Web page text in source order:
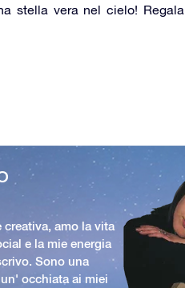
stella vera nel cielo!
amo la vita
e la mie energia
Sono una
occhiata ai miei